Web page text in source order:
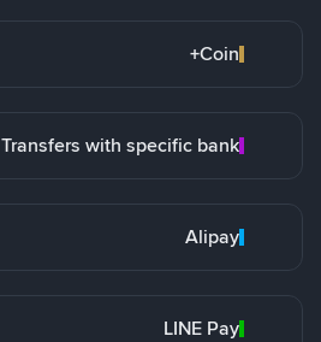
Coin+
Transfers with specific bank
Alipay
LINE Pay